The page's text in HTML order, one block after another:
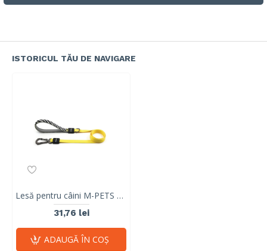
ISTORICUL TĂU DE NAVIGARE
Lesă pentru câini M-PETS Wild Safari Regular S-M cu mâner moale 10836899
31,76 lei
ADAUGĂ ÎN COŞ